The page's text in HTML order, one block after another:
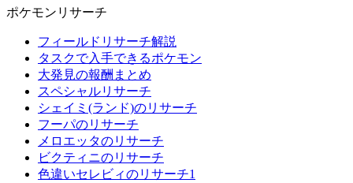
ポケモンリサーチ
フィールドリサーチ解説
タスクで入手できるポケモン
大発見の報酬まとめ
スペシャルリサーチ
シェイミ(ランド)のリサーチ
フーパのリサーチ
メロエッタのリサーチ
ビクティニのリサーチ
色違いセレビィのリサーチ1